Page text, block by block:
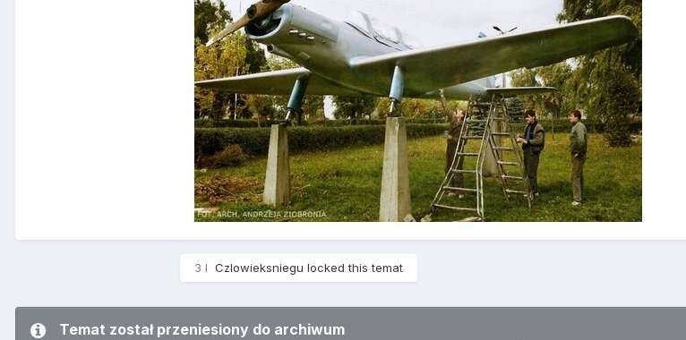
3 l Czlowieksniegu locked this temat
Temat został przeniesiony do archiwum